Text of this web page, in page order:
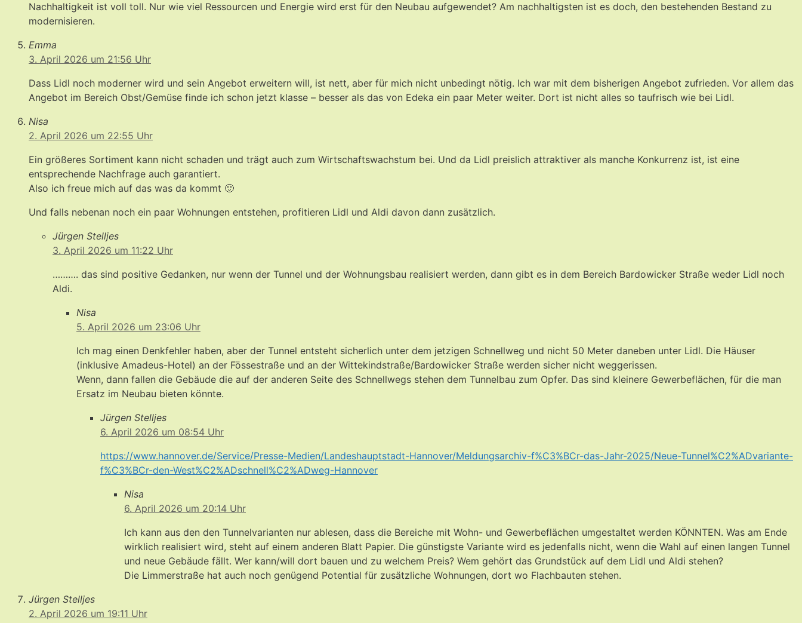
Nachhaltigkeit ist voll toll. Nur wie viel Ressourcen und Energie wird erst für den Neubau aufgewendet? Am nachhaltigsten ist es doch, den bestehenden Bestand zu
modernisieren.
Emma
3. April 2026 um 21:56 Uhr
Dass Lidl noch moderner wird und sein Angebot erweitern will, ist nett, aber für mich nicht unbedingt nötig. Ich war mit dem bisherigen Angebot zufrieden. Vor allem das
Angebot im Bereich Obst/Gemüse finde ich schon jetzt klasse – besser als das von Edeka ein paar Meter weiter. Dort ist nicht alles so taufrisch wie bei Lidl.
Nisa
2. April 2026 um 22:55 Uhr
Ein größeres Sortiment kann nicht schaden und trägt auch zum Wirtschaftswachstum bei. Und da Lidl preislich attraktiver als manche Konkurrenz ist, ist eine
entsprechende Nachfrage auch garantiert.
Also ich freue mich auf das was da kommt 🙂
Und falls nebenan noch ein paar Wohnungen entstehen, profitieren Lidl und Aldi davon dann zusätzlich.
Jürgen Stelljes
3. April 2026 um 11:22 Uhr
………. das sind positive Gedanken, nur wenn der Tunnel und der Wohnungsbau realisiert werden, dann gibt es in dem Bereich Bardowicker Straße weder Lidl noch
Aldi.
Nisa
5. April 2026 um 23:06 Uhr
Ich mag einen Denkfehler haben, aber der Tunnel entsteht sicherlich unter dem jetzigen Schnellweg und nicht 50 Meter daneben unter Lidl. Die Häuser
(inklusive Amadeus-Hotel) an der Fössestraße und an der Wittekindstraße/Bardowicker Straße werden sicher nicht weggerissen.
Wenn, dann fallen die Gebäude die auf der anderen Seite des Schnellwegs stehen dem Tunnelbau zum Opfer. Das sind kleinere Gewerbeflächen, für die man
Ersatz im Neubau bieten könnte.
Jürgen Stelljes
6. April 2026 um 08:54 Uhr
https://www.hannover.de/Service/Presse-Medien/Landeshauptstadt-Hannover/Meldungsarchiv-f%C3%BCr-das-Jahr-2025/Neue-Tunnel%C2%ADvariante-
f%C3%BCr-den-West%C2%ADschnell%C2%ADweg-Hannover
Nisa
6. April 2026 um 20:14 Uhr
Ich kann aus den den Tunnelvarianten nur ablesen, dass die Bereiche mit Wohn- und Gewerbeflächen umgestaltet werden KÖNNTEN. Was am Ende
wirklich realisiert wird, steht auf einem anderen Blatt Papier. Die günstigste Variante wird es jedenfalls nicht, wenn die Wahl auf einen langen Tunnel
und neue Gebäude fällt. Wer kann/will dort bauen und zu welchem Preis? Wem gehört das Grundstück auf dem Lidl und Aldi stehen?
Die Limmerstraße hat auch noch genügend Potential für zusätzliche Wohnungen, dort wo Flachbauten stehen.
Jürgen Stelljes
2. April 2026 um 19:11 Uhr